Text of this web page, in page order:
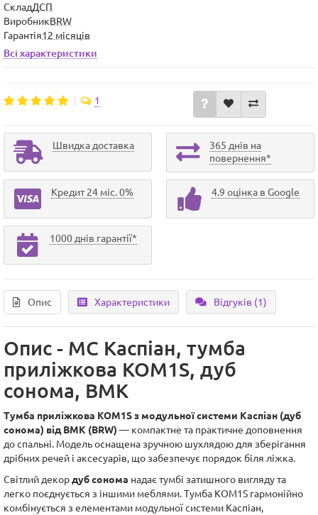
СкладДСП
ВиробникBRW
Гарантія12 місяців
Всі характеристики
1
Швидка доставка
365 днів на
повернення*
Кредит 24 міс. 0% 4.9 оцінка в Google
1000 днів гарантії*
Опис Характеристики Відгуків (1)
Опис - МС Каспіан, тумба
приліжкова KOM1S, дуб
сонома, ВМК
Тумба приліжкова KOM1S з модульної системи Каспіан (дуб
сонома) від ВМК (BRW) — компактне та практичне доповнення
до спальні. Модель оснащена зручною шухлядою для зберігання
дрібних речей і аксесуарів, що забезпечує порядок біля ліжка.
Світлий декордуб сонома надає тумбі затишного вигляду та
легко поєднується з іншими меблями. Тумба KOM1S гармонійно
комбінується з елементами модульної системи Каспіан,